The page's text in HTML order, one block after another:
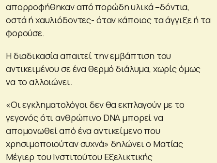
απορροφήθηκαν από πορώδη υλικά –δόντια,
οστά ή χαυλιόδοντες- όταν κάποιος τα άγγιξε ή τα
φορούσε.
Η διαδικασία απαιτεί την εμβάπτιση του
αντικειμένου σε ένα θερμό διάλυμα, χωρίς όμως
να το αλλοιώνει.
«Οι εγκληματολόγοι δεν θα εκπλαγούν με το
γεγονός ότι ανθρώπινο DNA μπορεί να
απομονωθεί από ένα αντικείμενο που
χρησιμοποιούταν συχνά» δηλώνει ο Ματίας
Μέγιερ του Ινστιτούτου Εξελικτικής